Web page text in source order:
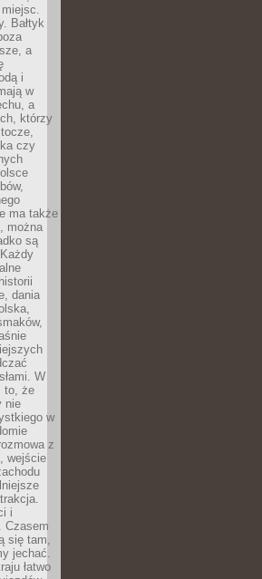
Bałtyk
a
i
w
a
którzy
czy
ma także
można
są
dania
W
to, że
nie
w
z
wejście
i
Czasem
się tam,
jechać.
łatwo